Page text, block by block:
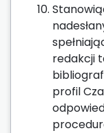
redakcji
profil